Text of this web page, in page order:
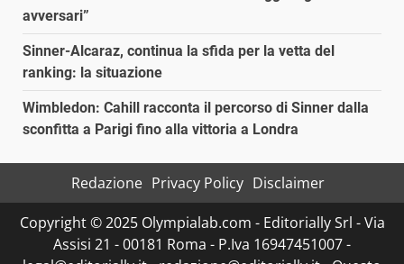
avversari”
Sinner-Alcaraz, continua la sfida per la vetta del
ranking: la situazione
Wimbledon: Cahill racconta il percorso di Sinner dalla
sconfitta a Parigi fino alla vittoria a Londra
Redazione Privacy Policy Disclaimer
Copyright © 2025 Olympialab.com - Editorially Srl - Via
Assisi 21 - 00181 Roma - P.Iva 16947451007 -